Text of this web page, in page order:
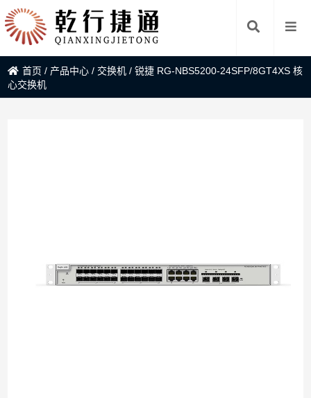
首页 / 产品中心 / 交换机 /锐捷 RG-NBS5200-24SFP/8GT4XS 核
心交换机